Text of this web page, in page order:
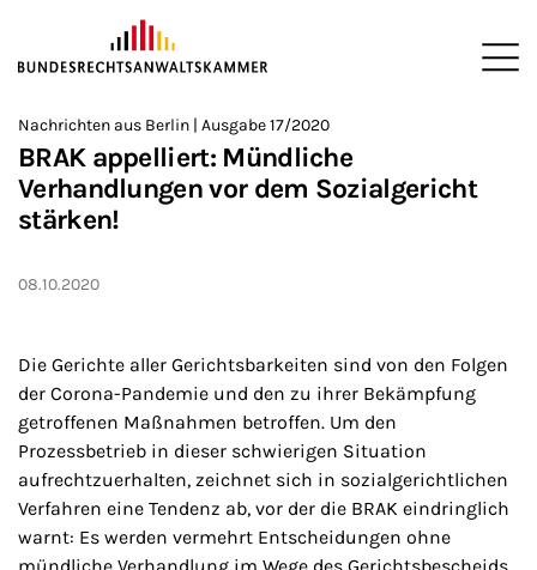
ZUM HAUPTINHALT SPRINGEN
Sie befinden sich hier:
>
Startseite
>
Newsroom
>
Newsletter
>
Nachrichten aus Berlin
Nachrichten aus Berlin | Ausgabe 17/2020
BRAK appelliert: Mündliche
Verhandlungen vor dem Sozialgericht
stärken!
08.10.2020
Die Gerichte aller Gerichtsbarkeiten sind von den Folgen
der Corona-Pandemie und den zu ihrer Bekämpfung
getroffenen Maßnahmen betroffen. Um den
Prozessbetrieb in dieser schwierigen Situation
aufrechtzuerhalten, zeichnet sich in sozialgerichtlichen
Verfahren eine Tendenz ab, vor der die BRAK eindringlich
warnt: Es werden vermehrt Entscheidungen ohne